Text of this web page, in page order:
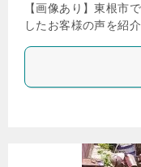
【画像あり】東根市
したお客様の声を紹介